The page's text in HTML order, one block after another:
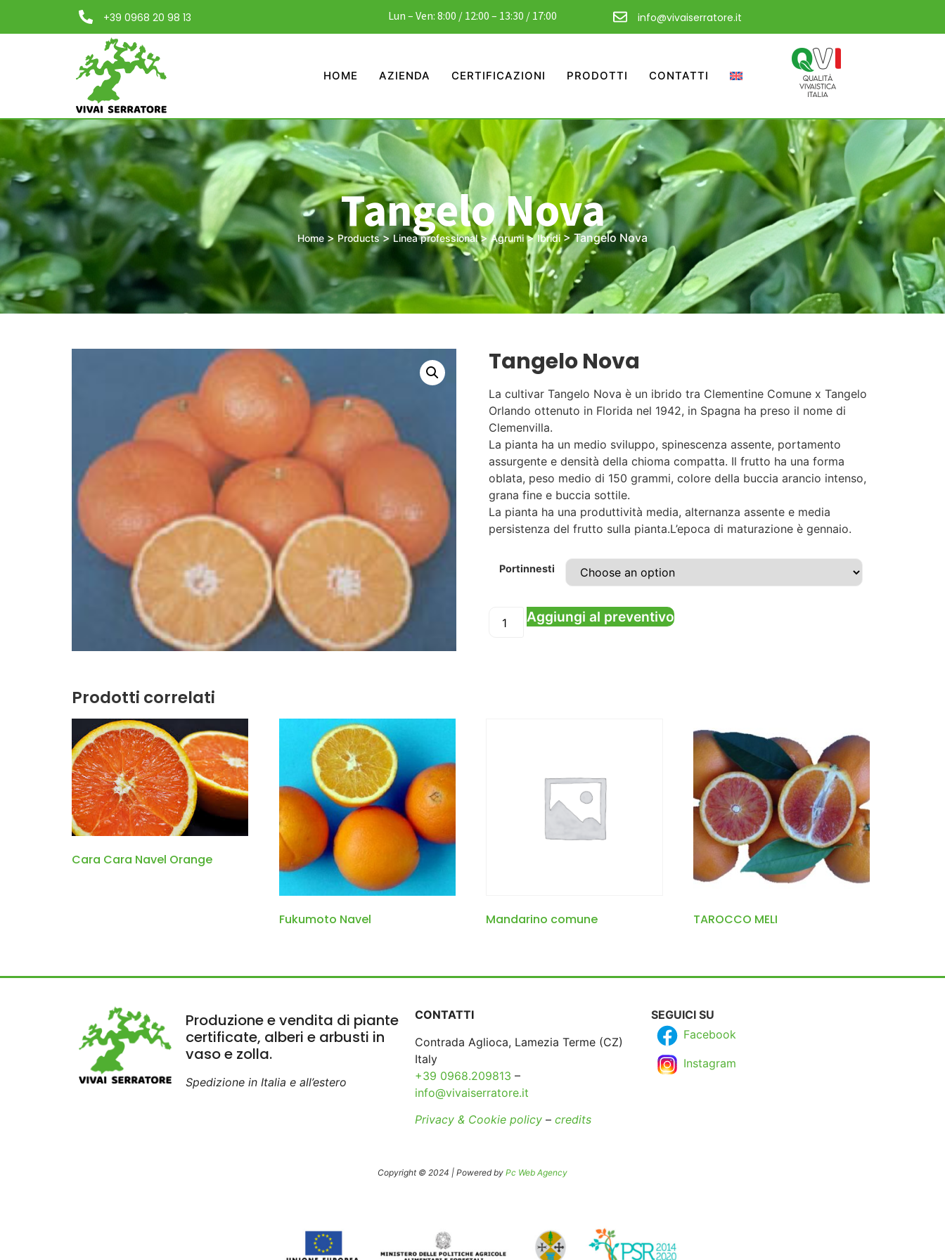
+39 0968 20 98 13 Lun – Ven: 8:00 / 12:00 – 13:30 / 17:00 info@vivaiserratore.it
HOME AZIENDA CERTIFICAZIONI PRODOTTI CONTATTI
Tangelo Nova
Home > Products>Linea professional>Agrumi>Ibridi >Tangelo Nova
Tangelo Nova
La cultivar Tangelo Nova è un ibrido tra Clementine Comune x Tangelo
Orlando ottenuto in Florida nel 1942, in Spagna ha preso il nome di
Clemenvilla.
La pianta ha un medio sviluppo, spinescenza assente, portamento
assurgente e densità della chioma compatta. Il frutto ha una forma
oblata, peso medio di 150 grammi, colore della buccia arancio intenso,
grana fine e buccia sottile.
La pianta ha una produttività media, alternanza assente e media
persistenza del frutto sulla pianta.L’epoca di maturazione è gennaio.
Portinnesti
Aggiungi al preventivo
Prodotti correlati
Cara Cara Navel Orange
Fukumoto Navel Mandarino comune TAROCCO MELI
Produzione e vendita di piante
certificate, alberi e arbusti in
vaso e zolla.
Spedizione in Italia e all’estero
CONTATTI
Contrada Aglioca, Lamezia Terme (CZ)
Italy
+39 0968.209813 –
info@vivaiserratore.it
Privacy & Cookie policy– credits
SEGUICI SU
Facebook
Instagram
Copyright © 2024 | Powered by Pc Web Agency